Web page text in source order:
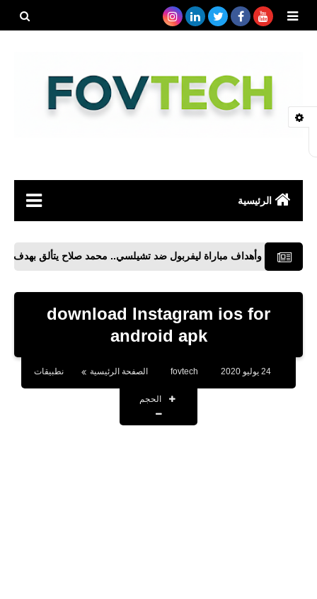
الرئيسية
مواقع
وأهداف مباراة ليفربول ضد تشيلسي.. محمد صلاح يتألق بهدف أسطورى
download Instagram ios for
android apk
24 يوليو 2020 fovtech الصفحة الرئيسية نطبيقات
الحجم